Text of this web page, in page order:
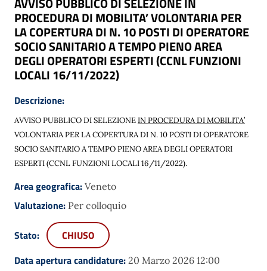
PROCEDURA DI MOBILITA’ VOLONTARIA PER
LA COPERTURA DI N. 10 POSTI DI OPERATORE
SOCIO SANITARIO A TEMPO PIENO AREA
DEGLI OPERATORI ESPERTI (CCNL FUNZIONI
LOCALI 16/11/2022)
Descrizione:
AVVISO PUBBLICO DI SELEZIONEIN PROCEDURA DI MOBILITA’
VOLONTARIA PER LA COPERTURA DI N. 10 POSTI DI OPERATORE
SOCIO SANITARIO A TEMPO PIENOAREA DEGLI OPERATORI
ESPERTI (CCNL FUNZIONI LOCALI 16/11/2022).
Area geografica: Veneto
Valutazione: Per colloquio
Stato:
CHIUSO
Data apertura candidature: 20 Marzo 2026 12:00